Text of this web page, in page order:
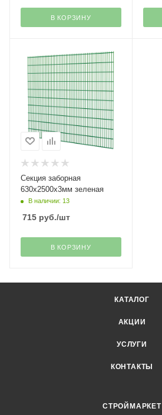
В КОРЗИНУ
Секция заборная
630х2500х3мм зеленая
В наличии: 13
715 руб./шт
В КОРЗИНУ
КАТАЛОГ
АКЦИИ
УСЛУГИ
КОНТАКТЫ
СТРОЙМАРКЕТ